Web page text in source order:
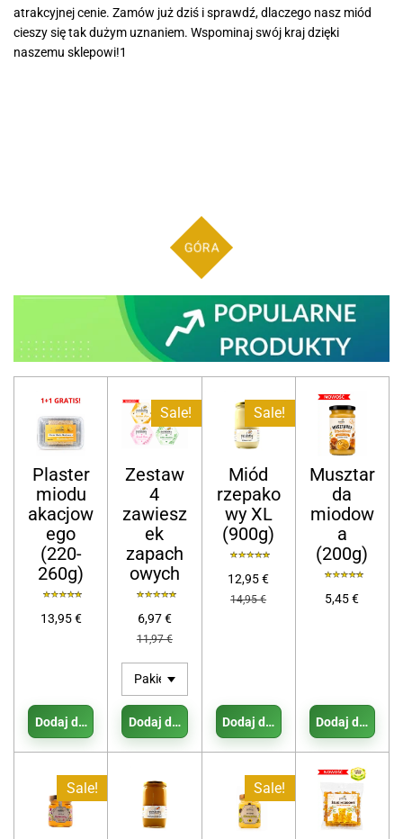
atrakcyjnej cenie. Zamów już dziś i sprawdź, dlaczego nasz miód
cieszy się tak dużym uznaniem. Wspominaj swój kraj dzięki
naszemu sklepowi!1
GÓRA
Plaster
miodu
akacjow
ego
(220-
260g)
13,95 €
Dodaj do koszyka
Sale!
Zestaw
4
zawiesz
ek
zapach
owych
6,97 €
11,97 €
Dodaj do koszyka
Sale!
Miód
rzepako
wy XL
(900g)
12,95 €
14,95 €
Dodaj do koszyka
Musztar
da
miodow
a
(200g)
5,45 €
Dodaj do
Sale! Sale!